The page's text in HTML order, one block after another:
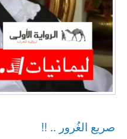
صريع الغُرور .. !!